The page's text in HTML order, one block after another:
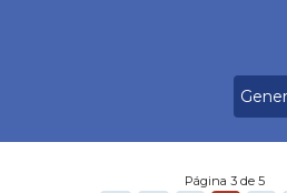
Página 3 de 5